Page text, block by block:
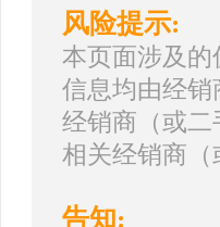
风险提示:
本页面涉及
信息均由经
经销商（或
相关经销商（
告知: